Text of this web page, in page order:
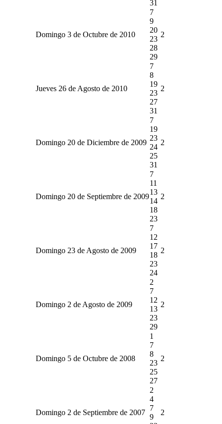
31
Domingo 3 de Octubre de 2010
7
9
20
23
28
29
2
Jueves 26 de Agosto de 2010
7
8
19
23
27
31
2
Domingo 20 de Diciembre de 2009
7
19
23
24
25
31
2
Domingo 20 de Septiembre de 2009
7
11
13
14
18
23
2
Domingo 23 de Agosto de 2009
7
12
17
18
23
24
2
Domingo 2 de Agosto de 2009
2
7
12
13
23
29
2
Domingo 5 de Octubre de 2008
1
7
8
23
25
27
2
Domingo 2 de Septiembre de 2007
2
4
7
9
2